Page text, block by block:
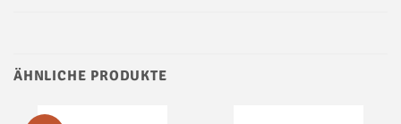
ÄHNLICHE PRODUKTE